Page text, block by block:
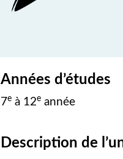
Années d’études
7e à 12e année
Description de